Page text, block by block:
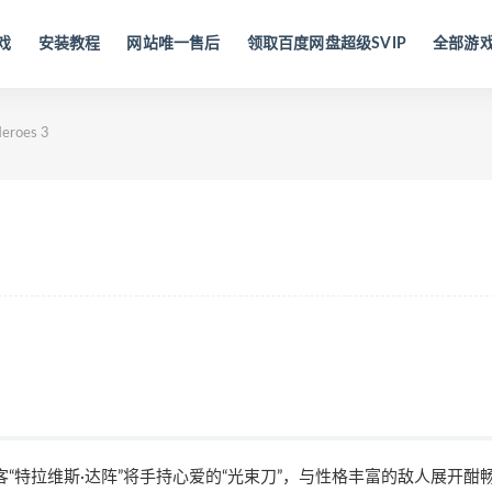
安装教程 网站唯一售后 领取百度网盘超级SVIP 全部游
3
拉维斯·达阵”将手持心爱的“光束刀”，与性格丰富的敌人展开酣